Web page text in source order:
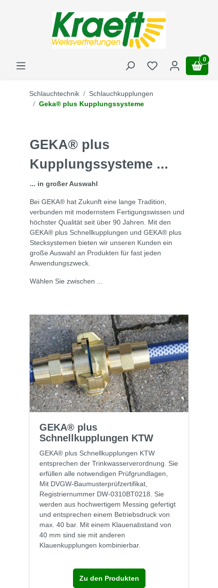
0
Schlauchtechnik
Schlauchkupplungen
Geka® plus Kupplungssysteme
GEKA® plus
Kupplungssysteme ...
... in großer Auswahl
Bei GEKA® hat Zukunft eine lange Tradition,
verbunden mit modernstem Fertigungswissen und
höchster Qualität seit über 90 Jahren. Mit den
GEKA® plus Schnellkupplungen und GEKA® plus
Stecksystemen bieten wir unseren Kunden ein
große Auswahl an Produkten für fast jeden
Anwendungszweck.
Wählen Sie zwischen ...
GEKA® plus
Schnellkupplungen KTW
GEKA® plus Schnellkupplungen KTW
entsprechen der Trinkwasserverordnung. Sie
erfüllen alle notwendigen Prüfgrundlagen,
Mit DVGW-Baumusterprüfzertifikat,
Registriernummer DW-0310BT0218. Sie
werden aus hochwertigem Messing gefertigt
und entsprechen einem Betriebsdruck von
max. 40 bar. Mit einem Klauenabstand von
40 mm sind sie mit anderen
Klauenkupplungen kombinierbar.
Zu den Produkten